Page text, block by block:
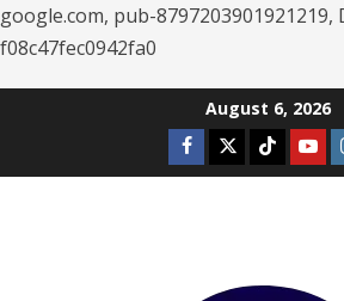
google.com, pub-8797203901921219,
f08c47fec0942fa0
August 6, 2026
Facebook
TwitterTiktok